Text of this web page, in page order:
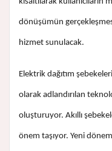
dönüşümün
hizmet sunulacak.
Elektrik dağıtım
olarak adlandırılan
oluşturuyor. Akıllı
önem taşıyor. Yeni